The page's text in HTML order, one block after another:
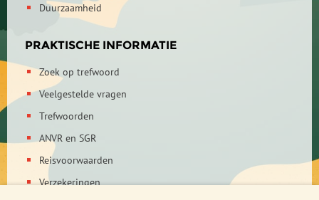
Duurzaamheid
PRAKTISCHE INFORMATIE
Zoek op trefwoord
Veelgestelde vragen
Trefwoorden
ANVR en SGR
Reisvoorwaarden
Verzekeringen